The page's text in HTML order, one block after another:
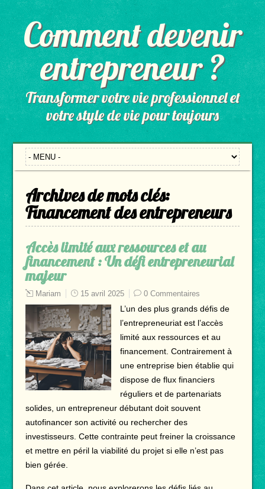
Comment devenir
entrepreneur ?
Transformer votre vie professionnel et
votre style de vie pour toujours
Archives de mots clés:
Financement des entrepreneurs
Accès limité aux ressources et au
financement : Un défi entrepreneurial
majeur
Mariam 15 avril 2025 0 Commentaires
L’un des plus grands défis de
l’entrepreneuriat est l’accès
limité aux ressources et au
financement. Contrairement à
une entreprise bien établie qui
dispose de flux financiers
réguliers et de partenariats
solides, un entrepreneur débutant doit souvent
autofinancer son activité ou rechercher des
investisseurs. Cette contrainte peut freiner la croissance
et mettre en péril la viabilité du projet si elle n’est pas
bien gérée.